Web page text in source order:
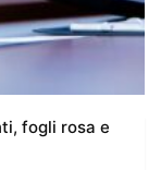
fogli rosa e